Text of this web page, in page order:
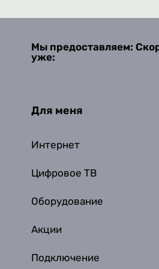
Мы предоставляем:
уже:
Для меня
Интернет
Цифровое ТВ
Оборудование
Акции
Подключение